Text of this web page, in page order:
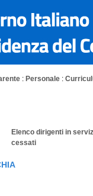
: Personale :
Elenco dirigenti in
cessati